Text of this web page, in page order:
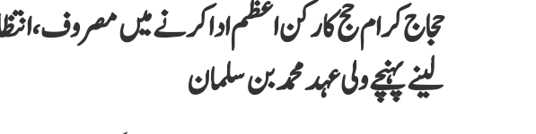
حجاج کرام حج کا رکن اعظم ادا کرنے میں مصروف،
لینے پہنچے ولی عہد محمد بن سلمان